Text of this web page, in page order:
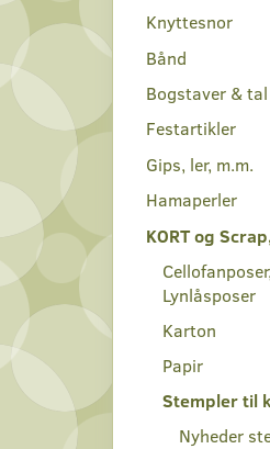
Knyttesnor
Bånd
Bogstaver & tal
Festartikler
Gips, ler, m.m.
Hamaperler
KORT og
Cellofanposer,
Lynlåsposer
Karton
Papir
Stempler til
Nyheder